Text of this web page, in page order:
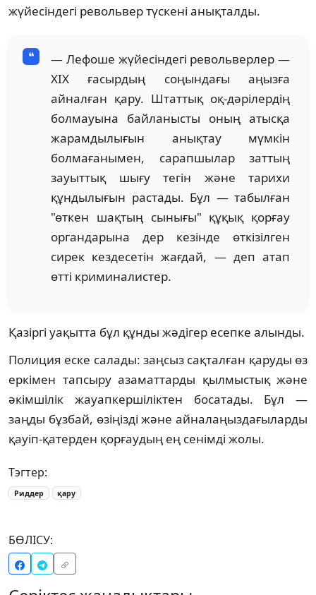
жүйесіндегі револьвер түскені анықталды.
— Лефоше жүйесіндегі револьверлер —
XIX ғасырдың соңындағы аңызға
айналған қару. Штаттық оқ-дәрілердің
болмауына байланысты оның атысқа
жарамдылығын анықтау мүмкін
болмағанымен, сарапшылар заттың
зауыттық шығу тегін және тарихи
құндылығын растады. Бұл — табылған
"өткен шақтың сынығы" құқық қорғау
органдарына дер кезінде өткізілген
сирек кездесетін жағдай, — деп атап
өтті криминалистер.
Қазіргі уақытта бұл құнды жәдігер есепке алынды.
Полиция еске салады: заңсыз сақталған қаруды өз
еркімен тапсыру азаматтарды қылмыстық және
әкімшілік жауапкершіліктен босатады. Бұл —
заңды бұзбай, өзіңізді және айналаңыздағыларды
қауіп-қатерден қорғаудың ең сенімді жолы.
Тэгтер:
Риддер қару
БӨЛІСУ: